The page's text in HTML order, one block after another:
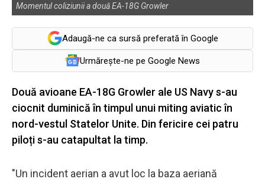
Momentul coliziunii a două EA-18G Growler
Adaugă-ne ca sursă preferată în Google
Urmărește-ne pe Google News
Două avioane EA-18G Growler ale US Navy s-au
ciocnit duminică în timpul unui miting aviatic în
nord-vestul Statelor Unite. Din fericire cei patru
piloți s-au catapultat la timp.
"Un incident aerian a avut loc la baza aeriană